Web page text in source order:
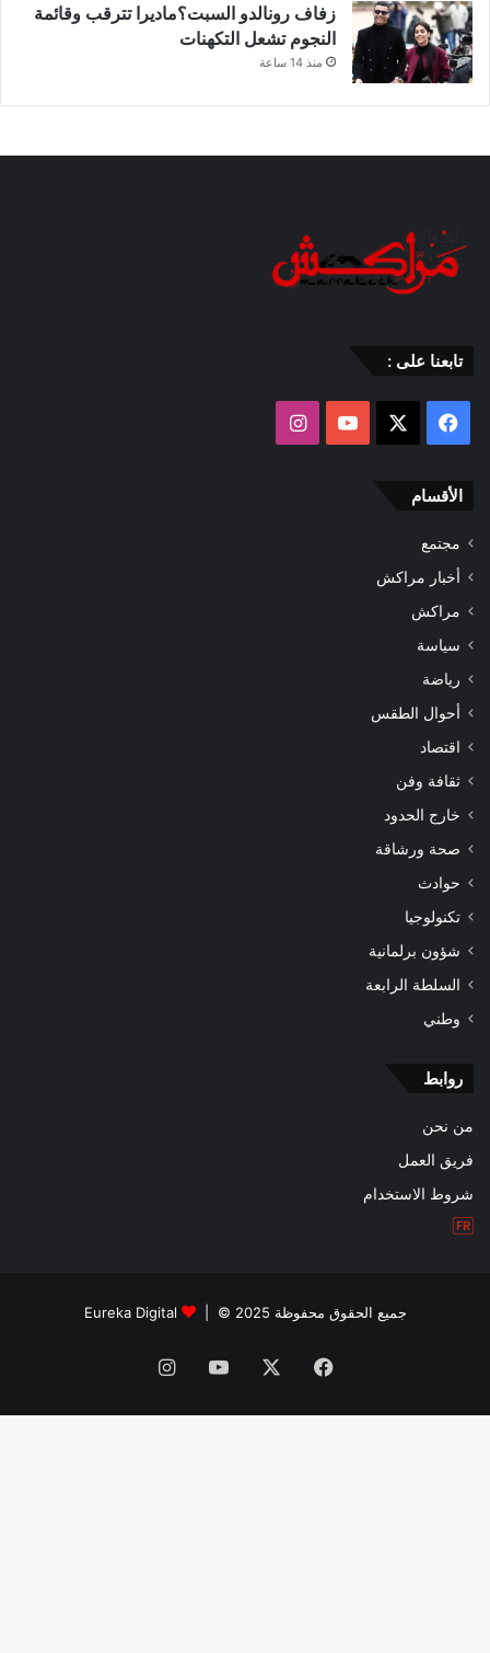
زفاف رونالدو السبت؟ماديرا تترقب وقائمة
النجوم تشعل التكهنات
منذ 14 ساعة
تابعنا على :
فيسبوك ‫YouTube
الأقسام
مجتمع
أخبار مراكش
مراكش
سياسة
رياضة
أحوال الطقس
اقتصاد
ثقافة وفن
خارج الحدود
صحة ورشاقة
حوادث
تكنولوجيا
شؤون برلمانية
السلطة الرابعة
وطني
روابط
من نحن
فريق العمل
شروط الاستخدام
جميع الحقوق محفوظة 2025 © | Eureka Digital
فيسبوك ‫YouTube